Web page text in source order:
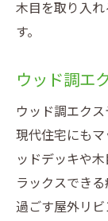
温か
失敗
関係
ウッ
ポイ
木目
方
木目を取り入
す。
ウッド調エ
ウッド調エクス
現代住宅にも
ッドデッキや
ラックスでき
過ごす屋外リ